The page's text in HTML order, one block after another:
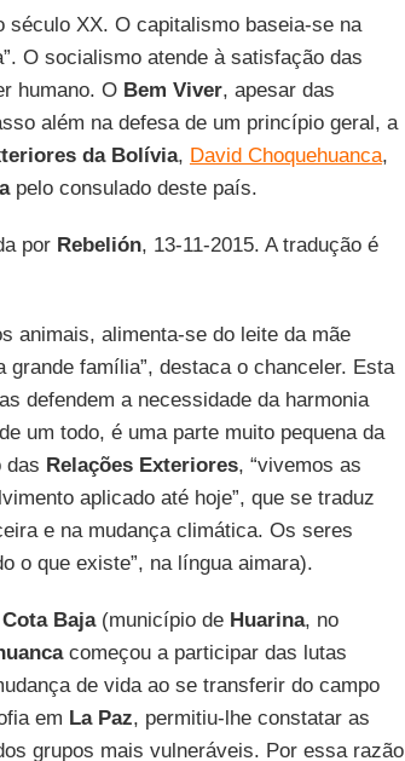
XX. O capitalismo baseia-se na
O socialismo atende à satisfação das
humano. O Bem Viver, apesar das
além na defesa de um princípio geral, a
da Bolívia, David Choquehuanca,
pelo consulado deste país.
por Rebelión, 13-11-2015. A tradução é
animais, alimenta-se do leite da mãe
grande família”, destaca o chanceler. Esta
defendem a necessidade da harmonia
um todo, é uma parte muito pequena da
das Relações Exteriores, “vivemos as
aplicado até hoje”, que se traduz
e na mudança climática. Os seres
o que existe”, na língua aimara).
Baja(município de Huarina, no
começou a participar das lutas
de vida ao se transferir do campo
em La Paz, permitiu-lhe constatar as
grupos mais vulneráveis. Por essa razão